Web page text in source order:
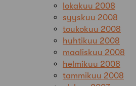
lokakuu 2008
syyskuu 2008
toukokuu 2008
huhtikuu 2008
maaliskuu 2008
helmikuu 2008
tammikuu 2008